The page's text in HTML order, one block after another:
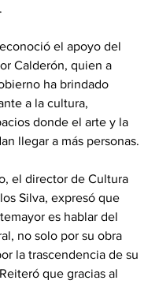
el apoyo del
Calderón, quien a
ha brindado
a la cultura,
donde el arte y la
llegar a más personas.
el director de Cultura
Silva, expresó que
es hablar del
no solo por su obra
la trascendencia de su
que gracias al